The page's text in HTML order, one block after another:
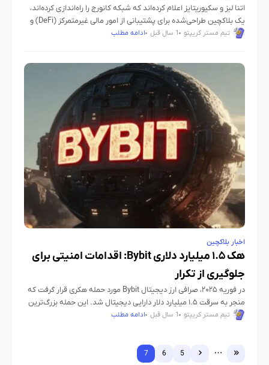
اتنا لبز و سکیوریتایز اعلام کرده‌اند که شبکه کانورج را راه‌اندازی کرده‌اند،
یک بلاکچین طراحی‌شده برای پشتیبانی از امور مالی غیرمتمرکز (DeFi) و
دارایی‌های توکن‌شده. این شبکه به هر دو
تیم مستر کریپتو 1 سال قبل ادامه مطلب
اخبار بلاکچین
هک ۱.۵ میلیارد دلاری Bybit: اقدامات امنیتی برای
جلوگیری از تکرار
در فوریه ۲۰۲۵، صرافی ارز دیجیتال Bybit مورد حمله هکری قرار گرفت که
منجر به سرقت ۱.۵ میلیارد دلار دارایی دیجیتال شد. این حمله بزرگ‌ترین
سرقت دیجیتال تا به امروز
تیم مستر کریپتو 1 سال قبل ادامه مطلب
5
6
7